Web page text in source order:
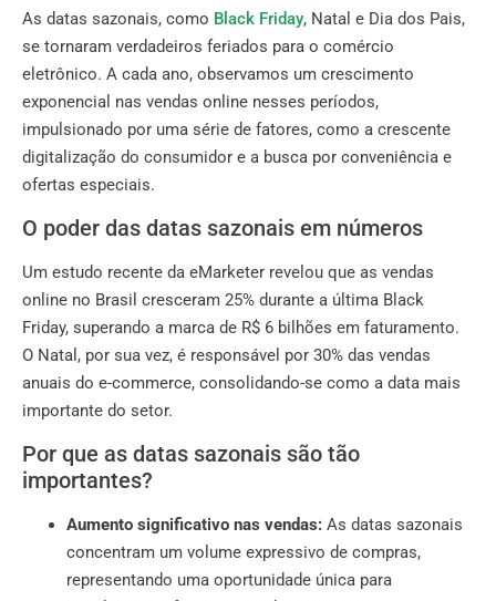
As datas sazonais, como Black Friday, Natal e Dia dos Pais,
se tornaram verdadeiros feriados para o comércio
eletrônico. A cada ano, observamos um crescimento
exponencial nas vendas online nesses períodos,
impulsionado por uma série de fatores, como a crescente
digitalização do consumidor e a busca por conveniência e
ofertas especiais.
O poder das datas sazonais em números
Um estudo recente da eMarketer revelou que as vendas
online no Brasil cresceram 25% durante a última Black
Friday, superando a marca de R$ 6 bilhões em faturamento.
O Natal, por sua vez, é responsável por 30% das vendas
anuais do e-commerce, consolidando-se como a data mais
importante do setor.
Por que as datas sazonais são tão
importantes?
Aumento significativo nas vendas: As datas sazonais
concentram um volume expressivo de compras,
representando uma oportunidade única para